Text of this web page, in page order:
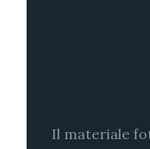
Il materiale